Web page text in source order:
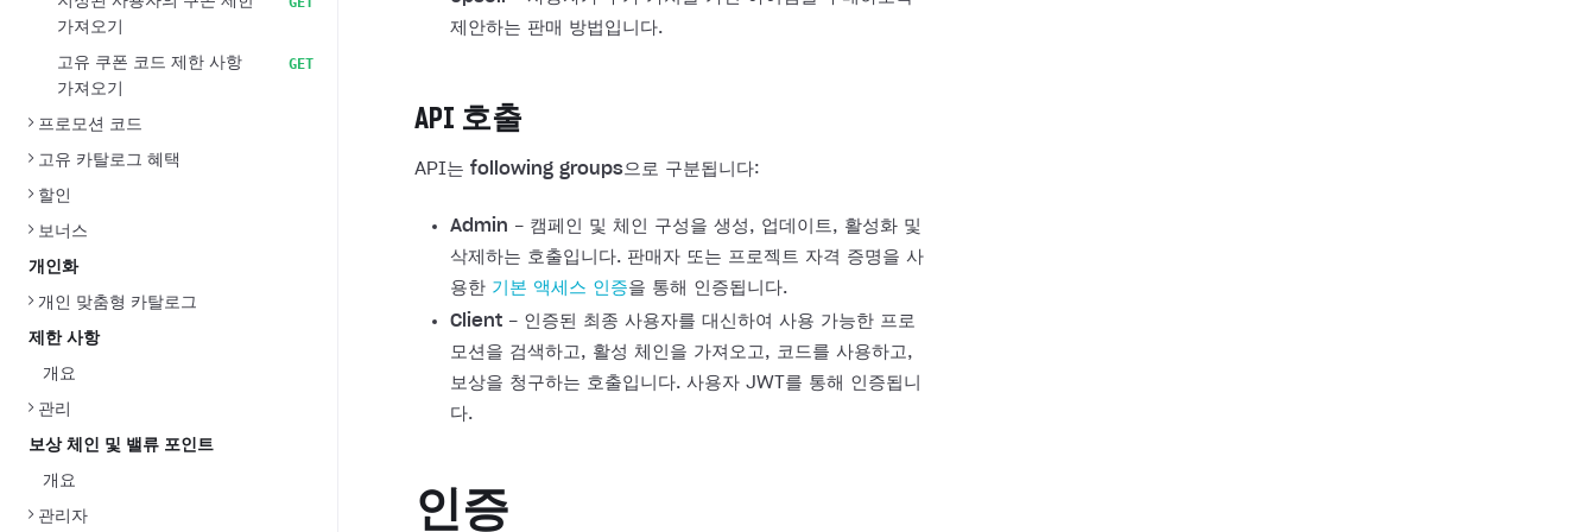
가져오기
고유 쿠폰 코드 제한 사항
가져오기
GET
프로모션 코드
고유 카탈로그 혜택
할인
보너스
개인화
개인 맞춤형 카탈로그
제한 사항
개요
관리
보상 체인 및 밸류 포인트
개요
관리자
제안하는 판매 방법입니다.
API 호출
API는 following groups으로 구분됩니다:
Admin - 캠페인 및 체인 구성을 생성, 업데이트, 활성화 및
삭제하는 호출입니다. 판매자 또는 프로젝트 자격 증명을 사
용한 기본 액세스 인증을 통해 인증됩니다.
Client - 인증된 최종 사용자를 대신하여 사용 가능한 프로
모션을 검색하고, 활성 체인을 가져오고, 코드를 사용하고,
보상을 청구하는 호출입니다. 사용자 JWT를 통해 인증됩니
다.
인증